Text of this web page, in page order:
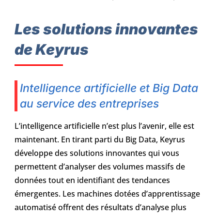
Les solutions innovantes
de Keyrus
Intelligence artificielle et Big Data
au service des entreprises
L’intelligence artificielle n’est plus l’avenir, elle est
maintenant. En tirant parti du Big Data, Keyrus
développe des solutions innovantes qui vous
permettent d’analyser des volumes massifs de
données tout en identifiant des tendances
émergentes. Les machines dotées d’apprentissage
automatisé offrent des résultats d’analyse plus